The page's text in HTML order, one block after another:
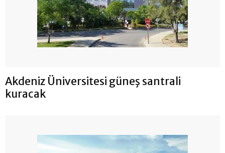
Akdeniz Üniversitesi güneş santrali
kuracak